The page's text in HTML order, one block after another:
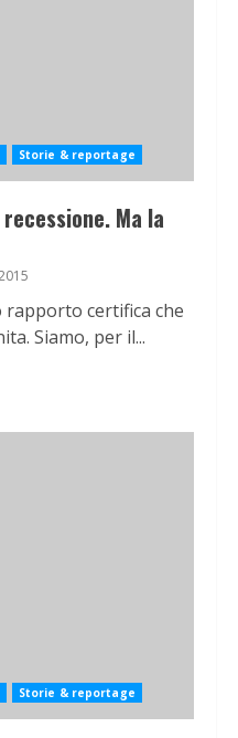
Storie & reportage
Ma la
certifica che
Siamo, per il...
Storie & reportage